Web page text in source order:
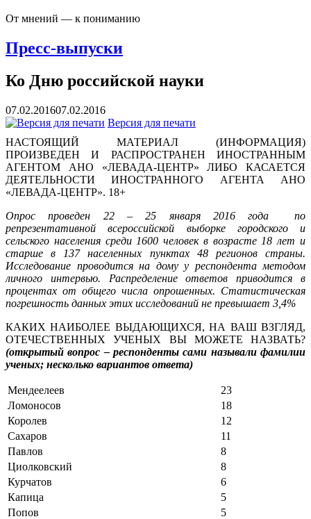
От мнений — к пониманию
Пресс-выпуски
Ко Дню российской науки
07.02.201607.02.2016
Версия для печати
НАСТОЯЩИЙ МАТЕРИАЛ (ИНФОРМАЦИЯ)
ПРОИЗВЕДЕН И РАСПРОСТРАНЕН ИНОСТРАННЫМ
АГЕНТОМ АНО «ЛЕВАДА-ЦЕНТР» ЛИБО КАСАЕТСЯ
ДЕЯТЕЛЬНОСТИ ИНОСТРАННОГО АГЕНТА АНО
«ЛЕВАДА-ЦЕНТР». 18+
Опрос проведен 22 – 25 января 2016 года по
репрезентативной всероссийской выборке городского и
сельского населения среди 1600 человек в возрасте 18 лет и
старше в 137 населенных пунктах 48 регионов страны.
Исследование проводится на дому у респондента методом
личного интервью. Распределение ответов приводится в
процентах от общего числа опрошенных. Статистическая
погрешность данных этих исследований не превышает 3,4%
КАКИХ НАИБОЛЕЕ ВЫДАЮЩИХСЯ, НА ВАШ ВЗГЛЯД,
ОТЕЧЕСТВЕННЫХ УЧЕНЫХ ВЫ МОЖЕТЕ НАЗВАТЬ?
(открытый вопрос – респонденты сами называли фамилии
ученых; несколько вариантов ответа)
Мендеелеев
23
Ломоносов
18
Королев
12
Сахаров
11
Павлов
8
Циолковский
8
Курчатов
6
Капица
5
Попов
5